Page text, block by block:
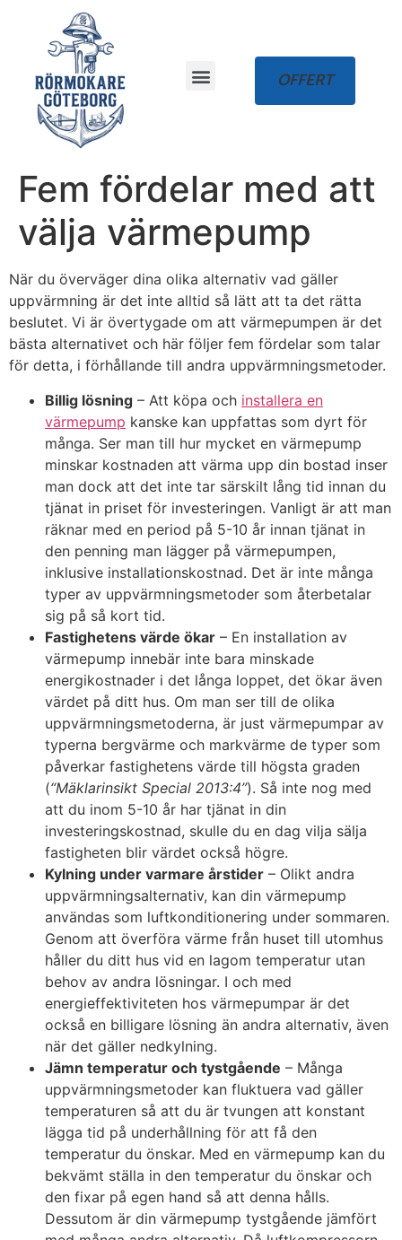
OFFERT
Fem fördelar med att
välja värmepump
När du överväger dina olika alternativ vad gäller
uppvärmning är det inte alltid så lätt att ta det rätta
beslutet. Vi är övertygade om att värmepumpen är det
bästa alternativet och här följer fem fördelar som talar
för detta, i förhållande till andra uppvärmningsmetoder.
Billig lösning – Att köpa och installera en
värmepump kanske kan uppfattas som dyrt för
många. Ser man till hur mycket en värmepump
minskar kostnaden att värma upp din bostad inser
man dock att det inte tar särskilt lång tid innan du
tjänat in priset för investeringen. Vanligt är att man
räknar med en period på 5-10 år innan tjänat in
den penning man lägger på värmepumpen,
inklusive installationskostnad. Det är inte många
typer av uppvärmningsmetoder som återbetalar
sig på så kort tid.
Fastighetens värde ökar – En installation av
värmepump innebär inte bara minskade
energikostnader i det långa loppet, det ökar även
värdet på ditt hus. Om man ser till de olika
uppvärmningsmetoderna, är just värmepumpar av
typerna bergvärme och markvärme de typer som
påverkar fastighetens värde till högsta graden
(“Mäklarinsikt Special 2013:4”). Så inte nog med
att du inom 5-10 år har tjänat in din
investeringskostnad, skulle du en dag vilja sälja
fastigheten blir värdet också högre.
Kylning under varmare årstider – Olikt andra
uppvärmningsalternativ, kan din värmepump
användas som luftkonditionering under sommaren.
Genom att överföra värme från huset till utomhus
håller du ditt hus vid en lagom temperatur utan
behov av andra lösningar. I och med
energieffektiviteten hos värmepumpar är det
också en billigare lösning än andra alternativ, även
när det gäller nedkylning.
Jämn temperatur och tystgående – Många
uppvärmningsmetoder kan fluktuera vad gäller
temperaturen så att du är tvungen att konstant
lägga tid på underhållning för att få den
temperatur du önskar. Med en värmepump kan du
bekvämt ställa in den temperatur du önskar och
den fixar på egen hand så att denna hålls.
Dessutom är din värmepump tystgående jämfört